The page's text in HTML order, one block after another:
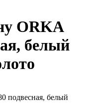
ORKA
белый